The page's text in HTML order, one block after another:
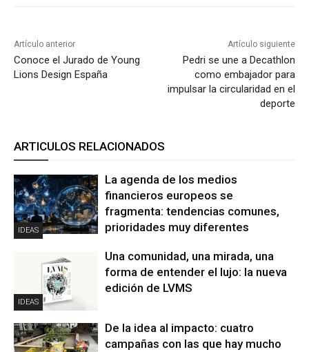
Artículo anterior
Conoce el Jurado de Young
Lions Design España
Artículo siguiente
Pedri se une a Decathlon
como embajador para
impulsar la circularidad en el
deporte
ARTICULOS RELACIONADOS
IDEAS
La agenda de los medios
financieros europeos se
fragmenta: tendencias comunes,
prioridades muy diferentes
IDEAS
Una comunidad, una mirada, una
forma de entender el lujo: la nueva
edición de LVMS
De la idea al impacto: cuatro
campañas con las que hay mucho